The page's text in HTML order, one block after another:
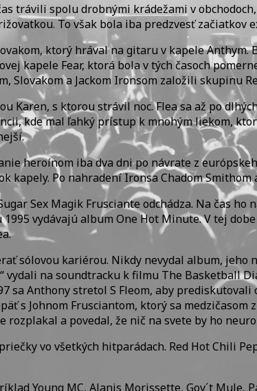
trávili spolu drobnými krádežami v
To však bola iba predzvesť začiatkov
ktorý hrával na gitaru v kapele
kapele Fear, ktorá bola v tých časoch
Slovakom a Jackom Ironsom založili skupinu
Karen, s ktorou strávil noc. Flea sa až po
kde mal ľahký prístup k mnohým liekom,
heroínom iba dva dni po návrate z
kapely. Po nahradení Ironsa Chadom
Sex Magik Frusciante odchádza. Na čas
vydávajú album One Hot Minute. V tej
sólovou kariérou. Nikdy nevydal album,
vydali na soundtracku k filmu The Basketball
sa Anthony stretol S Fleom, aby
s Johnom Frusciantom, ktorý sa
rozplakal a povedal, že nič na svete by ho
vo všetkých hitparádach. Red Hot Chili
Young MC, Alanis Morissette, Gov´t